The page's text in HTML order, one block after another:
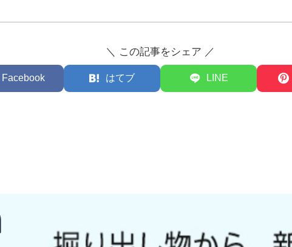
＼ この記事をシェア ／
Facebook はてブ LINE